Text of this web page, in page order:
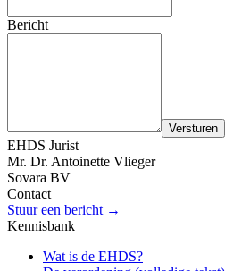
Bericht
Versturen
EHDS Jurist
Mr. Dr. Antoinette Vlieger
Sovara BV
Contact
Stuur een bericht →
Kennisbank
Wat is de EHDS?